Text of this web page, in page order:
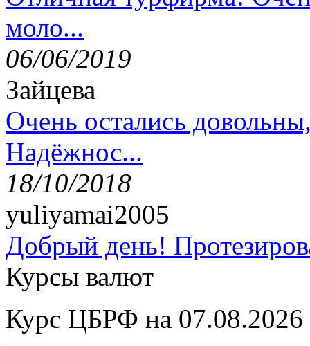
моло...
06/06/2019
Зайцева
Очень остались
Надёжнос...
18/10/2018
yuliyamai2005
Добрый день!
Курсы валют
Курс ЦБРФ на 07.08.2026